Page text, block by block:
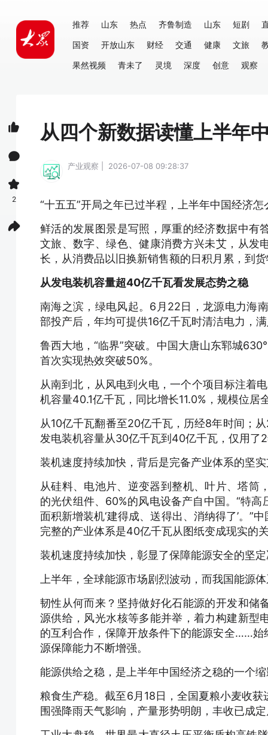
推荐 山东 热点 齐鲁制造 山东 短剧
国资
开放山东 财经 交通 健康 文旅
果然视频
青未了 灵境 深度 创意 观察
从四个新数据读懂上半年
产业观察 | 2026-07-08 09:28:37
“十五五”开局之年已过半程，上半年中国经济怎
鲜活的发展图景是写照，厚重的经济数据中有
文旅、数字、绿色、健康消费方兴未艾，从发
长，从消费品以旧换新销售额的日积月累，到
从发电装机容量超40亿千瓦看发展态势之稳
南海之滨，绿电风起。6月22日，龙源电力海
部投产后，年均可提供16亿千瓦时清洁电力，
鲁西大地，“临界”突破。中国大唐山东郓城
首次实现热效突破50%。
从南到北，从风电到火电，一个个项目标注
机容量40.1亿千瓦，同比增长11.0%，规模位居
从10亿千瓦翻番至20亿千瓦，历经8年时间；
发电装机容量从30亿千瓦到40亿千瓦，仅用了
装机速度持续加快，背后是完备产业体系的坚
从硅料、电池片、逆变器到整机、叶片、塔筒
的光伏组件、60%的风电设备产自中国。“特
面积新增装机‘建得成、送得出、消纳得了’。”
完整的产业体系是40亿千瓦从图纸变成现实的
装机速度持续加快，彰显了保障能源安全的坚
上半年，全球能源市场剧烈波动，而我国能源
韧性从何而来？坚持做好化石能源的开发和储
源供给，风光水核等多能并举，着力构建新型
的互利合作，保障开放条件下的能源安全……
源保障能力不断增强。
能源供给之稳，是上半年中国经济之稳的一个
粮食生产稳。截至6月18日，全国夏粮小麦收
围强降雨天气影响，产量形势明朗，丰收已成
2